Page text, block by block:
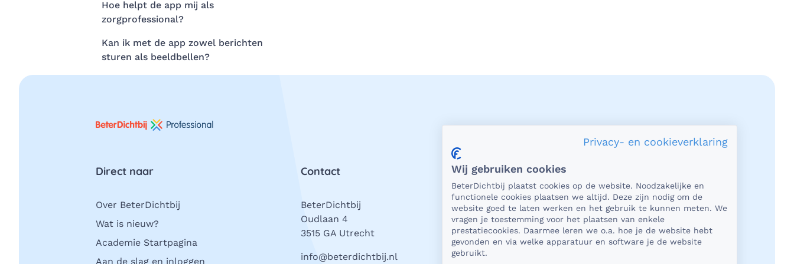
Hoe helpt de app mij als
zorgprofessional?
Kan ik met de app zowel berichten
sturen als beeldbellen?
Direct naar
Over BeterDichtbij
Wat is nieuw?
Academie Startpagina
Aan de slag en inloggen
Contact
BeterDichtbij
Oudlaan 4
3515 GA Utrecht
info@beterdichtbij.nl
Privacy en veiligheid
Als het gaat om medische gegevens, dan
is het natuurlijk essentieel dat die
beveiligd worden uitgewisseld. En dat die
gegevens niet in verkeerde handen vallen.
Privacy- en cookieverklaring
Wij gebruiken cookies
BeterDichtbij plaatst cookies op de website. Noodzakelijke en
functionele cookies plaatsen we altijd. Deze zijn nodig om de
website goed te laten werken en het gebruik te kunnen meten. We
vragen je toestemming voor het plaatsen van enkele
prestatiecookies. Daarmee leren we o.a. hoe je de website hebt
gevonden en via welke apparatuur en software je de website
gebruikt.